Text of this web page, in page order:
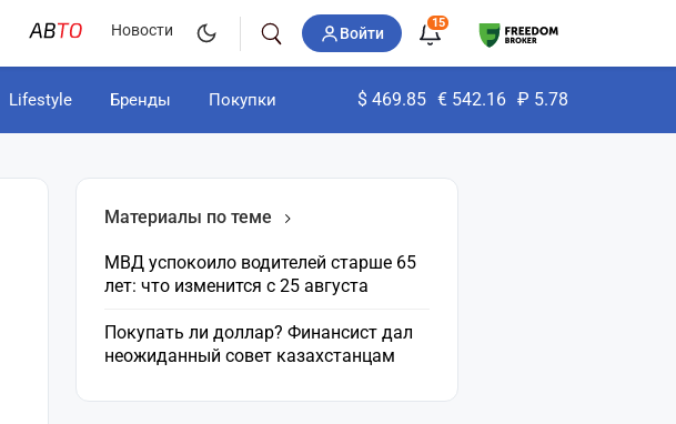
Новости Войти
15
Lifestyle Бренды Покупки $ 469.85 € 542.16 ₽ 5.78
Материалы по теме
МВД успокоило водителей старше 65
лет: что изменится с 25 августа
Покупать ли доллар? Финансист дал
неожиданный совет казахстанцам